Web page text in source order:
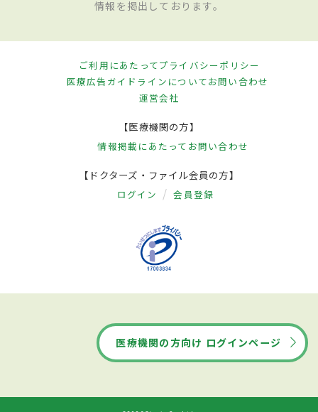
情報を掲出しております。
ご利用にあたってプライバシーポリシー
医療広告ガイドラインについてお問い合わせ
運営会社
【医療機関の方】
情報掲載にあたって お問い合わせ
【ドクターズ・ファイル会員の方】
ログイン 会員登録
医療機関の方向け ログインページ